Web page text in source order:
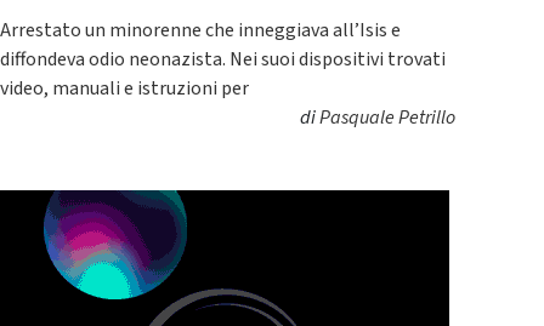
Arrestato un minorenne che inneggiava all’Isis e
diffondeva odio neonazista. Nei suoi dispositivi trovati
video, manuali e istruzioni per
diPasquale Petrillo